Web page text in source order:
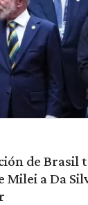
de Brasil
Milei a Da